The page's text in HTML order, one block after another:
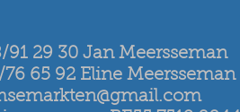
91 29 30 Jan Meersseman
65 92 Eline Meersseman